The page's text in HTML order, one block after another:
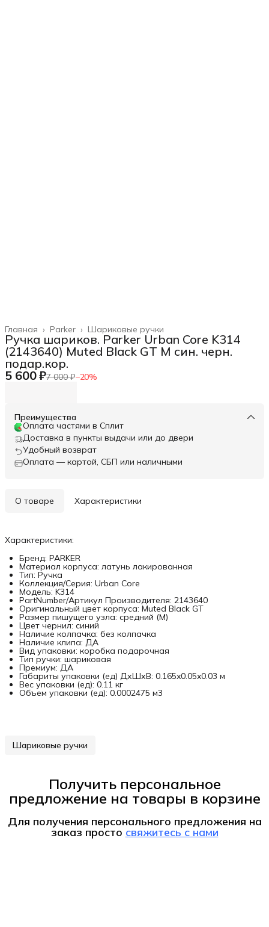
Шариковые ручки
Parker ›
Главная ›
Ручка шариков. Parker Urban Core K314
(2143640) Muted Black GT M син. черн.
подар.кор.
5 600 ₽7 000 ₽−20%
Преимущества
Оплата частями в Сплит
Доставка в пункты выдачи или до двери
Удобный возврат
Оплата — картой, СБП или наличными
О товаре Характеристики
Характеристики:
Бренд: PARKER
Материал корпуса: латунь лакированная
Тип: Ручка
Коллекция/Серия: Urban Core
Модель: K314
PartNumber/Артикул Производителя: 2143640
Оригинальный цвет корпуса: Muted Black GT
Размер пишущего узла: средний (M)
Цвет чернил: синий
Наличие колпачка: без колпачка
Наличие клипа: ДА
Вид упаковки: коробка подарочная
Тип ручки: шариковая
Премиум: ДА
Габариты упаковки (ед) ДхШхВ: 0.165x0.05x0.03 м
Вес упаковки (ед): 0.11 кг
Объем упаковки (ед): 0.0002475 м3
Шариковые ручки
Получить персональное
предложение на товары в корзине
Для получения персонального предложения на
заказ просто свяжитесь с нами